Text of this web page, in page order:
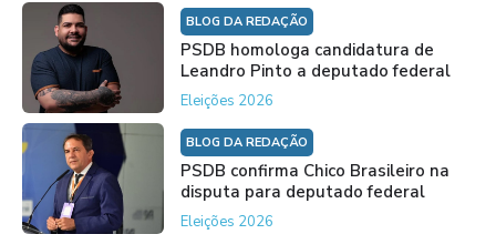
BLOG DA REDAÇÃO
PSDB homologa candidatura de
Leandro Pinto a deputado federal
Eleições 2026
BLOG DA REDAÇÃO
PSDB confirma Chico Brasileiro na
disputa para deputado federal
Eleições 2026